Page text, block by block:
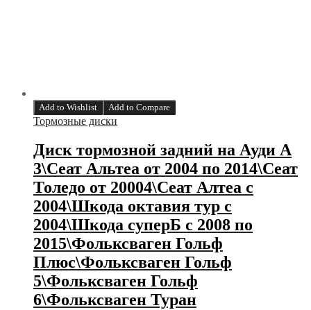
Add to Wishlist Add to Compare
Тормозные диски
Диск тормозной задний на Ауди А
3\Сеат Альтеа от 2004 по 2014\Сеат
Толедо от 20004\Сеат Алтеа с
2004\Шкода октавия тур с
2004\Шкода суперБ с 2008 по
2015\Фольксваген Гольф
Плюс\Фольксваген Гольф
5\Фольксваген Гольф
6\Фольксваген Туран